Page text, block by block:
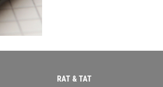
RAT & TAT